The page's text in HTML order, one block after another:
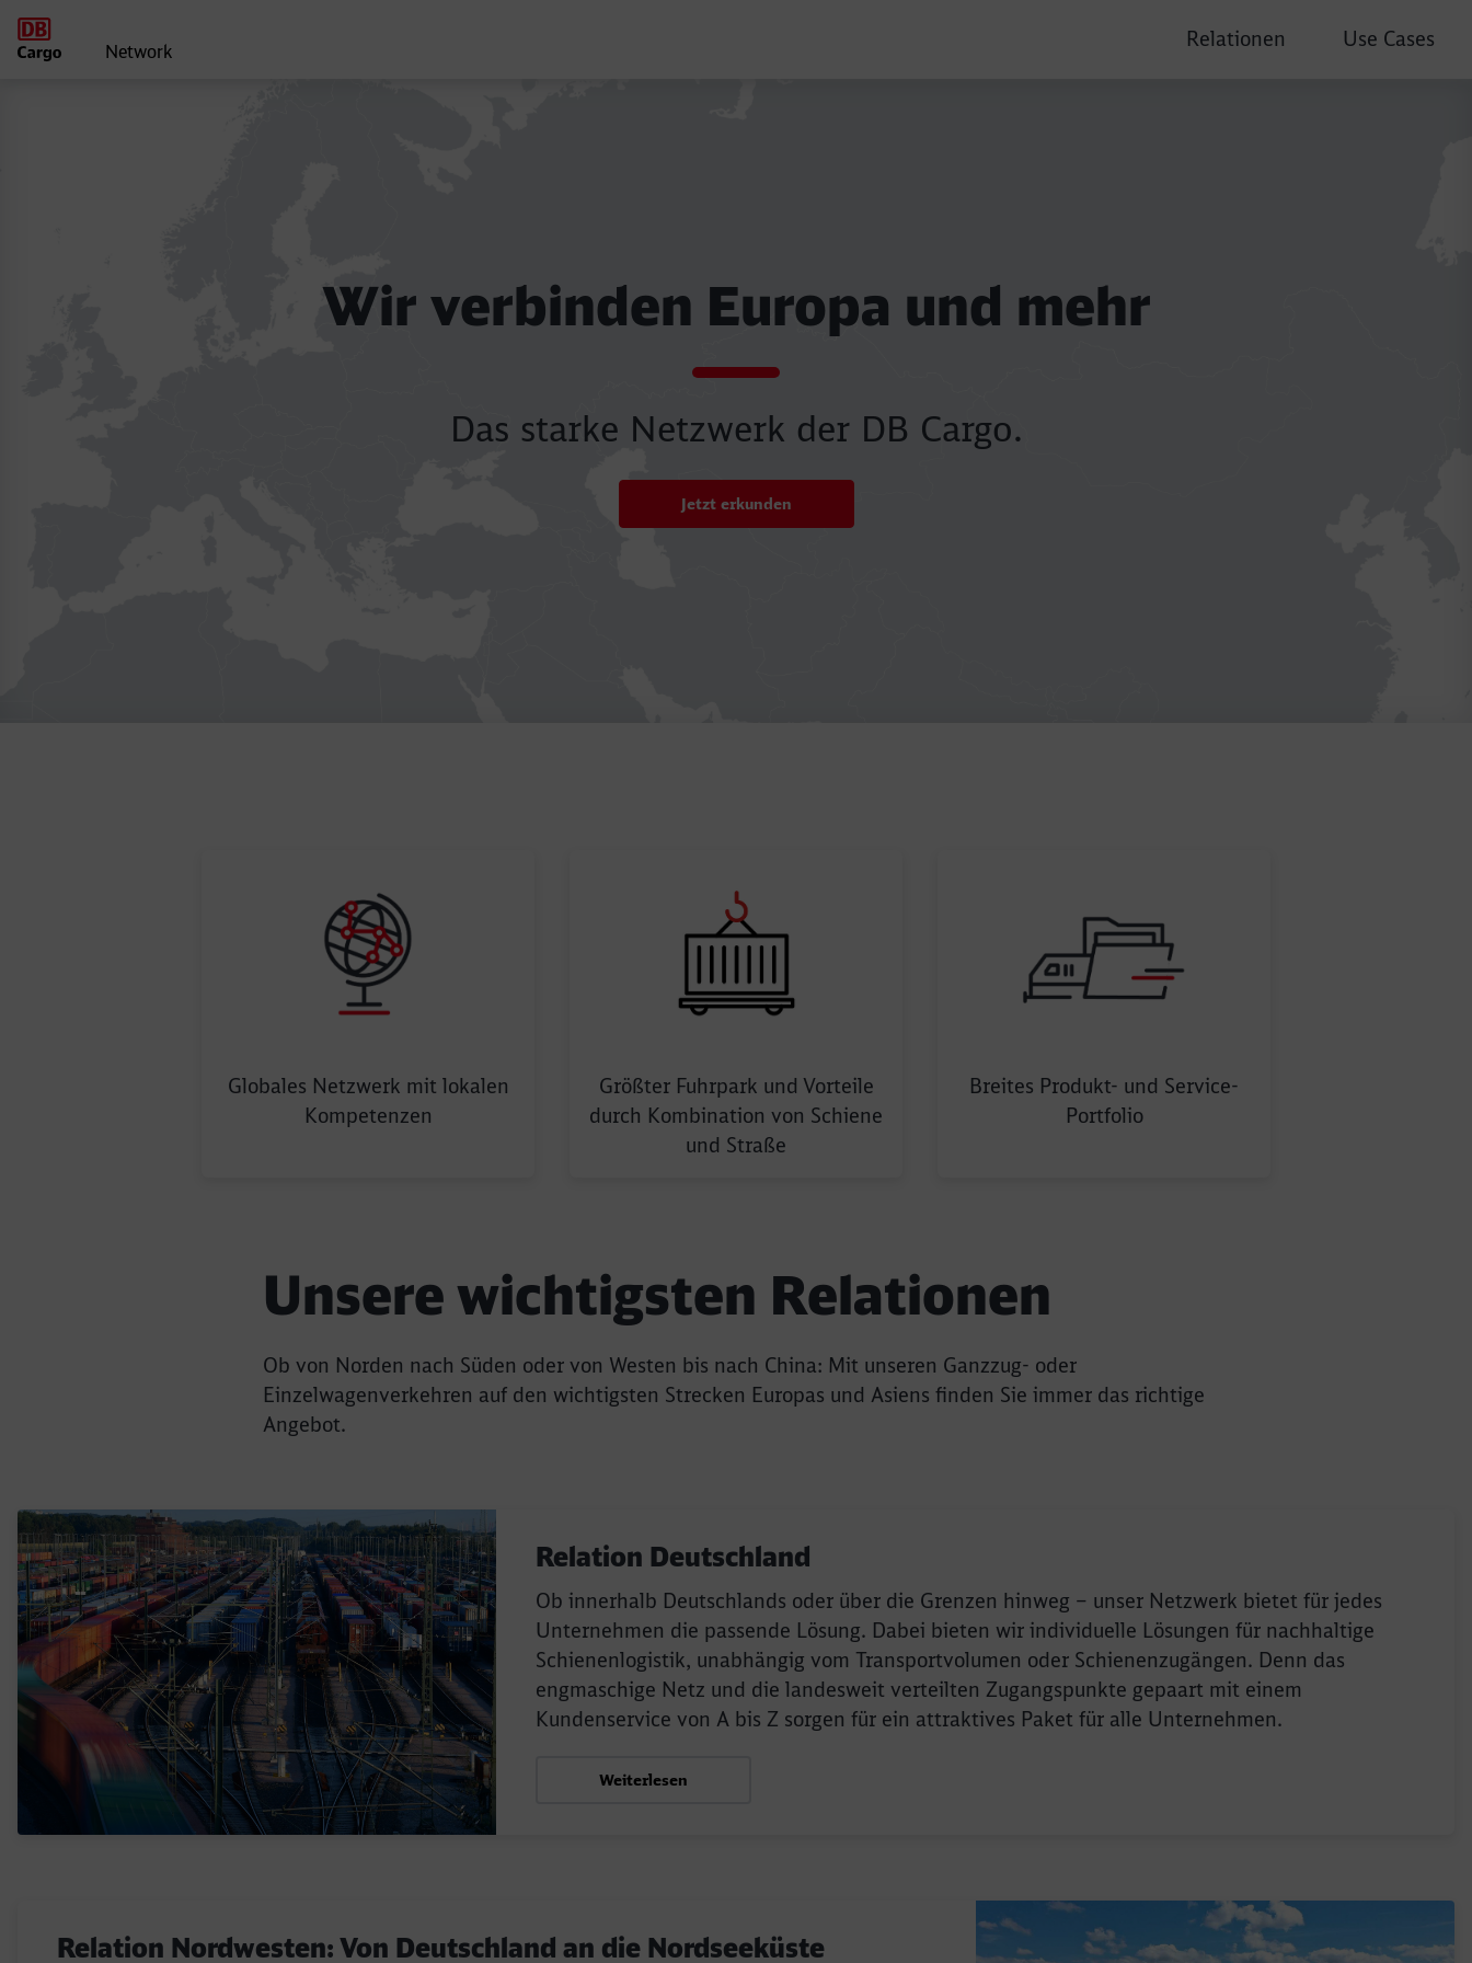
Network
Relationen Use Cases
Wir verbinden Europa und mehr
Das starke Netzwerk der DB Cargo.
Jetzt erkunden
Element Globales Netzwerk
Globales Netzwerk mit lokalen
Kompetenzen
Element Grösster Fuhrpark
Größter Fuhrpark und Vorteile
durch Kombination von Schiene
und Straße
Element Portfolio
Breites Produkt- und Service-
Portfolio
Unsere wichtigsten Relationen
Ob von Norden nach Süden oder von Westen bis nach China: Mit unseren Ganzzug- oder
Einzelwagenverkehren auf den wichtigsten Strecken Europas und Asiens finden Sie immer das richtige
Angebot.
Relation Deutschland
Ob innerhalb Deutschlands oder über die Grenzen hinweg – unser Netzwerk bietet für jedes
Unternehmen die passende Lösung. Dabei bieten wir individuelle Lösungen für nachhaltige
Schienenlogistik, unabhängig vom Transportvolumen oder Schienenzugängen. Denn das
engmaschige Netz und die landesweit verteilten Zugangspunkte gepaart mit einem
Kundenservice von A bis Z sorgen für ein attraktives Paket für alle Unternehmen.
Weiterlesen
Relation Nordwesten: Von Deutschland an die Nordseeküste